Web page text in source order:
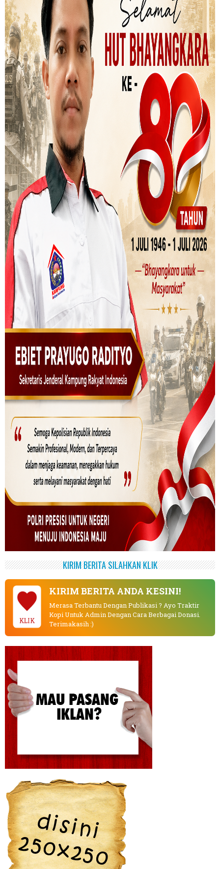
KIRIM BERITA SILAHKAN KLIK
KLIK
KIRIM BERITA ANDA KESINI!
Merasa Terbantu Dengan Publikasi ? Ayo Traktir
Kopi Untuk Admin Dengan Cara Berbagai Donasi.
Terimakasih :)